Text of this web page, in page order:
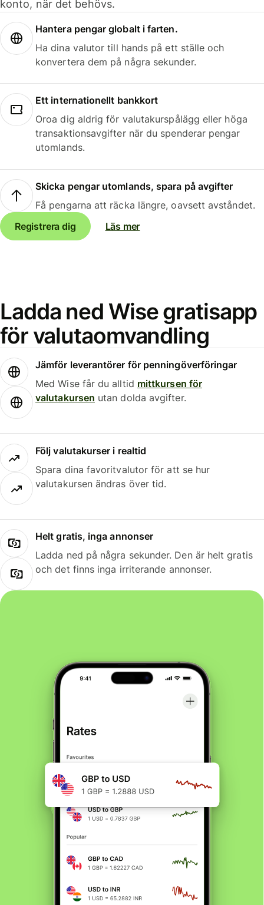
konto, när det behövs.
Hantera pengar globalt i farten.
Ha dina valutor till hands på ett ställe och
konvertera dem på några sekunder.
Ett internationellt bankkort
Oroa dig aldrig för valutakurspålägg eller höga
transaktionsavgifter när du spenderar pengar
utomlands.
Skicka pengar utomlands, spara på avgifter
Få pengarna att räcka längre, oavsett avståndet.
Registrera dig
Läs mer
Ladda ned Wise gratisapp
för valutaomvandling
Jämför leverantörer för penningöverföringar
Med Wise får du alltid mittkursen för
valutakursen utan dolda avgifter.
Följ valutakurser i realtid
Spara dina favoritvalutor för att se hur
valutakursen ändras över tid.
Helt gratis, inga annonser
Ladda ned på några sekunder. Den är helt gratis
och det finns inga irriterande annonser.